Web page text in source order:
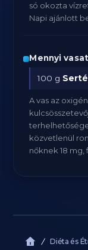
só okozta
Napi ajánlott
Mennyi
100 g
A vas az
közvetlenül
nőknek 18 mg,
Diéta és